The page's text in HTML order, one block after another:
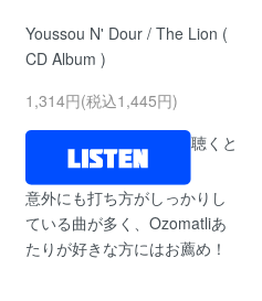
Youssou N' Dour / The Lion (
CD Album )
1,314円(税込1,445円)
聴くと
意外にも打ち方がしっかりし
ている曲が多く、Ozomatliあ
たりが好きな方にはお薦め！